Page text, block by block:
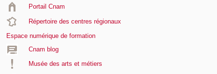
Portail Cnam
Répertoire des centres régionaux
Espace numérique de formation
Cnam blog
Musée des arts et métiers